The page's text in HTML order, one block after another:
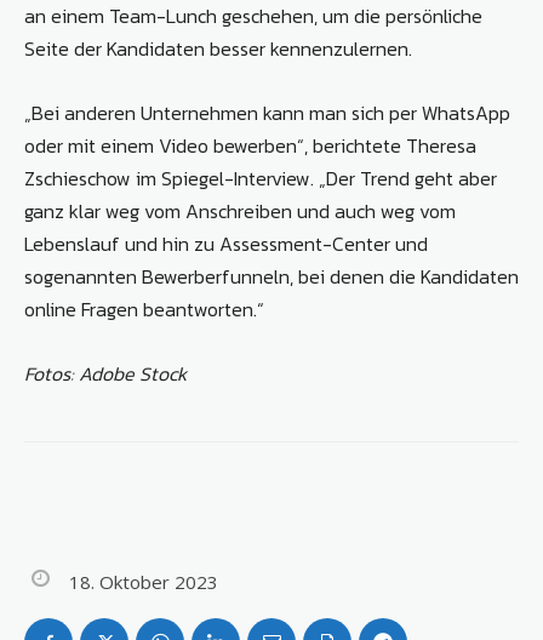
an einem Team-Lunch geschehen, um die persönliche
Seite der Kandidaten besser kennenzulernen.
„Bei anderen Unternehmen kann man sich per WhatsApp
oder mit einem Video bewerben“, berichtete Theresa
Zschieschow im Spiegel-Interview. „Der Trend geht aber
ganz klar weg vom Anschreiben und auch weg vom
Lebenslauf und hin zu Assessment-Center und
sogenannten Bewerberfunneln, bei denen die Kandidaten
online Fragen beantworten.“
Fotos: Adobe Stock
18. Oktober 2023